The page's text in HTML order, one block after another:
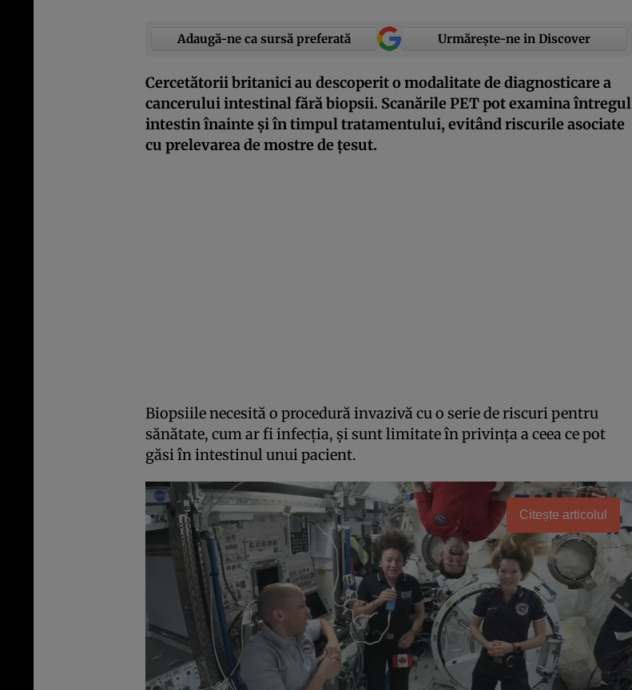
Adaugă-ne ca sursă preferată Urmărește-ne in Discover
Cercetătorii britanici au descoperit o modalitate de diagnosticare a
cancerului intestinal fără biopsii. Scanările PET pot examina întregul
intestin înainte și în timpul tratamentului, evitând riscurile asociate
cu prelevarea de mostre de țesut.
Biopsiile necesită o procedură invazivă cu o serie de riscuri pentru
sănătate, cum ar fi infecția, și sunt limitate în privința a ceea ce pot
găsi în intestinul unui pacient.
Citește articolul